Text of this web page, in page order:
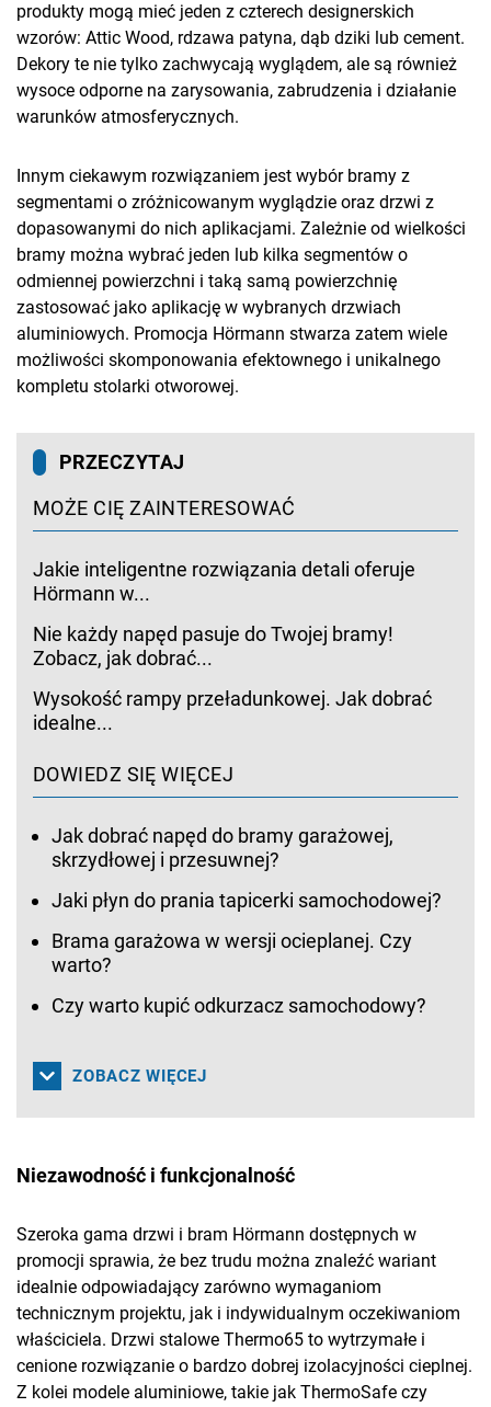
produkty mogą mieć jeden z czterech designerskich
wzorów: Attic Wood, rdzawa patyna, dąb dziki lub cement.
Dekory te nie tylko zachwycają wyglądem, ale są również
wysoce odporne na zarysowania, zabrudzenia i działanie
warunków atmosferycznych.
Innym ciekawym rozwiązaniem jest wybór bramy z
segmentami o zróżnicowanym wyglądzie oraz drzwi z
dopasowanymi do nich aplikacjami. Zależnie od wielkości
bramy można wybrać jeden lub kilka segmentów o
odmiennej powierzchni i taką samą powierzchnię
zastosować jako aplikację w wybranych drzwiach
aluminiowych. Promocja Hörmann stwarza zatem wiele
możliwości skomponowania efektownego i unikalnego
kompletu stolarki otworowej.
PRZECZYTAJ
MOŻE CIĘ ZAINTERESOWAĆ
Jakie inteligentne rozwiązania detali oferuje
Hörmann w...
Nie każdy napęd pasuje do Twojej bramy!
Zobacz, jak dobrać...
Wysokość rampy przeładunkowej. Jak dobrać
idealne...
DOWIEDZ SIĘ WIĘCEJ
Jak dobrać napęd do bramy garażowej,
skrzydłowej i przesuwnej?
Jaki płyn do prania tapicerki samochodowej?
Brama garażowa w wersji ocieplanej. Czy
warto?
Czy warto kupić odkurzacz samochodowy?
ZOBACZ WIĘCEJ
Niezawodność i funkcjonalność
Szeroka gama drzwi i bram Hörmann dostępnych w
promocji sprawia, że bez trudu można znaleźć wariant
idealnie odpowiadający zarówno wymaganiom
technicznym projektu, jak i indywidualnym oczekiwaniom
właściciela. Drzwi stalowe Thermo65 to wytrzymałe i
cenione rozwiązanie o bardzo dobrej izolacyjności cieplnej.
Z kolei modele aluminiowe, takie jak ThermoSafe czy